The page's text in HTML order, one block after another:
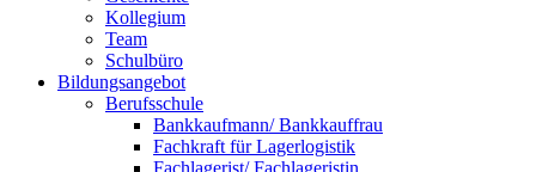
Kollegium
Team
Schulbüro
Bildungsangebot
Berufsschule
Bankkaufmann/ Bankkauffrau
Fachkraft für Lagerlogistik